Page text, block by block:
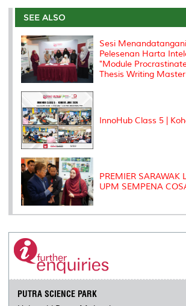
e
b
o
o
k
t
r
e
I
l
L
n
P
e
s
t
SEE ALSO
Sesi
Pelesenan Harta
"Module
Thesis Writing
InnoHub Class 5 |
PREMIER SARAWAK
UPM SEMPENA
PUTRA SCIENCE PARK